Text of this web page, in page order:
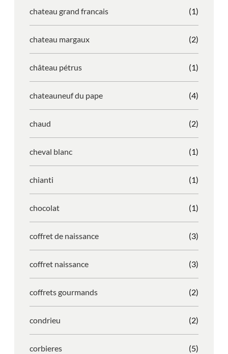
chateau grand francais (1)
chateau margaux (2)
château pétrus (1)
chateauneuf du pape (4)
chaud (2)
cheval blanc (1)
chianti (1)
chocolat (1)
coffret de naissance (3)
coffret naissance (3)
coffrets gourmands (2)
condrieu (2)
corbieres (5)